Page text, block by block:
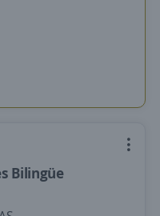
Bilingüe